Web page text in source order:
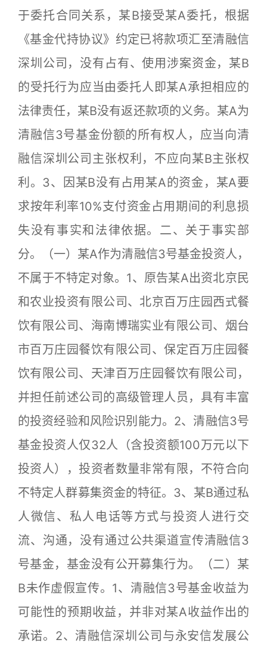
于委托合同关系，某B接受某A委托，根据
《基金代持协议》约定已将款项汇至清融信
深圳公司，没有占有、使用涉案资金，某B
的受托行为应当由委托人即某A承担相应的
法律责任，某B没有返还款项的义务。某A为
清融信3号基金份额的所有权人，应当向清
融信深圳公司主张权利，不应向某B主张权
利。3、因某B没有占用某A的资金，某A要
求按年利率10%支付资金占用期间的利息损
失没有事实和法律依据。二、关于事实部
分。（一）某A作为清融信3号基金投资人，
不属于不特定对象。1、原告某A出资北京民
和农业投资有限公司、北京百万庄园西式餐
饮有限公司、海南博瑞实业有限公司、烟台
市百万庄园餐饮有限公司、保定百万庄园餐
饮有限公司、天津百万庄园餐饮有限公司，
并担任前述公司的高级管理人员，具有丰富
的投资经验和风险识别能力。2、清融信3号
基金投资人仅32人（含投资额100万元以下
投资人），投资者数量非常有限，不符合向
不特定人群募集资金的特征。3、某B通过私
人微信、私人电话等方式与投资人进行交
流、沟通，没有通过公共渠道宣传清融信3
号基金，基金没有公开募集行为。（二）某
B未作虚假宣传。1、清融信3号基金收益为
可能性的预期收益，并非对某A收益作出的
承诺。2、清融信深圳公司与永安信发展公